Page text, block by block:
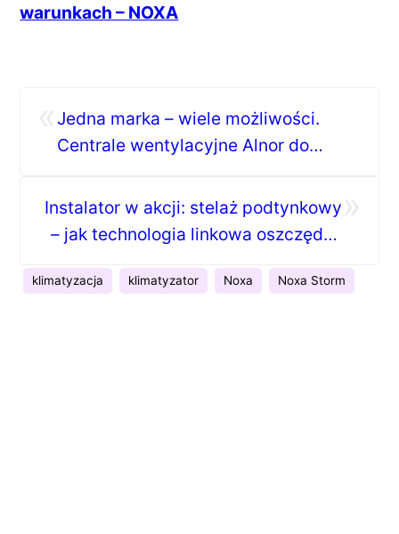
warunkach – NOXA
Jedna marka – wiele możliwości.
Centrale wentylacyjne Alnor do
Instalator w akcji: stelaż podtynkowy
– jak technologia linkowa oszczędza
klimatyzacja klimatyzator Noxa Noxa Storm